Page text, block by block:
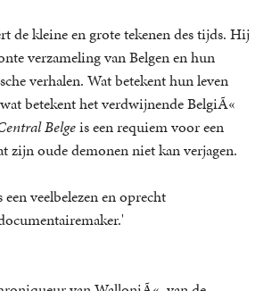
de kleine en grote tekenen des tijds. Hij
verzameling van Belgen en hun
verhalen. Wat betekent hun leven
betekent het verdwijnende BelgiÃ«
Belgeis een requiem voor een
zijn oude demonen niet kan verjagen.
een veelbelezen en oprecht